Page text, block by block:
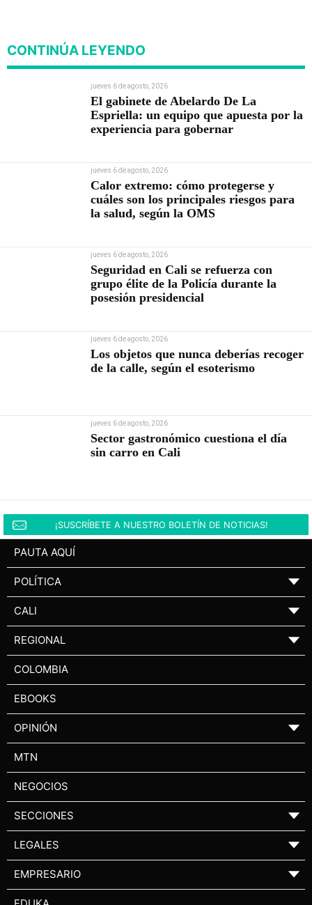
CONTINÚA LEYENDO
jueves 6 de agosto, 2026
El gabinete de Abelardo De La
Espriella: un equipo que apuesta por la
experiencia para gobernar
jueves 6 de agosto, 2026
Calor extremo: cómo protegerse y
cuáles son los principales riesgos para
la salud, según la OMS
jueves 6 de agosto, 2026
Seguridad en Cali se refuerza con
grupo élite de la Policía durante la
posesión presidencial
jueves 6 de agosto, 2026
Los objetos que nunca deberías recoger
de la calle, según el esoterismo
jueves 6 de agosto, 2026
Sector gastronómico cuestiona el día
sin carro en Cali
¡SUSCRÍBETE A NUESTRO BOLETÍN DE NOTICIAS!
PAUTA AQUÍ
POLÍTICA ▼
CALI ▼
REGIONAL ▼
COLOMBIA
EBOOKS
OPINIÓN ▼
MTN
NEGOCIOS
SECCIONES ▼
LEGALES ▼
EMPRESARIO ▼